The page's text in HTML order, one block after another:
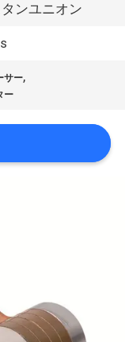
ンユニオン
サー,
ー